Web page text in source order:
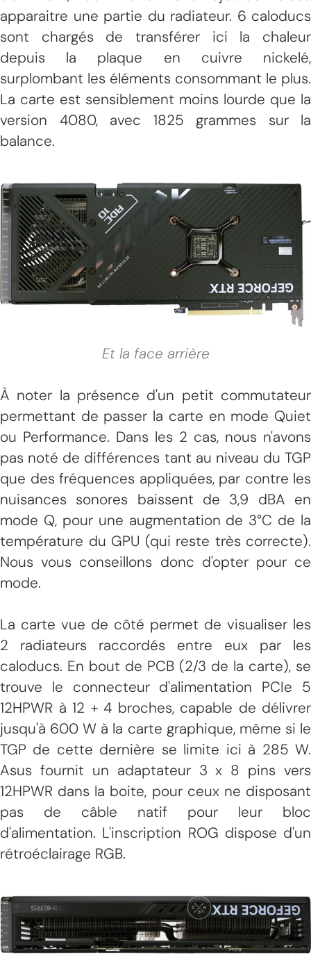
apparaitre une partie du radiateur. 6 caloducs
sont chargés de transférer ici la chaleur
depuis la plaque en cuivre nickelé,
surplombant les éléments consommant le plus.
La carte est sensiblement moins lourde que la
version 4080, avec 1825 grammes sur la
balance.
Et la face arrière
À noter la présence d'un petit commutateur
permettant de passer la carte en mode Quiet
ou Performance. Dans les 2 cas, nous n'avons
pas noté de différences tant au niveau du TGP
que des fréquences appliquées, par contre les
nuisances sonores baissent de 3,9 dBA en
mode Q, pour une augmentation de 3°C de la
température du GPU (qui reste très correcte).
Nous vous conseillons donc d'opter pour ce
mode.
La carte vue de côté permet de visualiser les
2 radiateurs raccordés entre eux par les
caloducs. En bout de PCB (2/3 de la carte), se
trouve le connecteur d'alimentation PCIe 5
12HPWR à 12 + 4 broches, capable de délivrer
jusqu'à 600 W à la carte graphique, même si le
TGP de cette dernière se limite ici à 285 W.
Asus fournit un adaptateur 3 x 8 pins vers
12HPWR dans la boite, pour ceux ne disposant
pas de câble natif pour leur bloc
d'alimentation. L'inscription ROG dispose d'un
rétroéclairage RGB.